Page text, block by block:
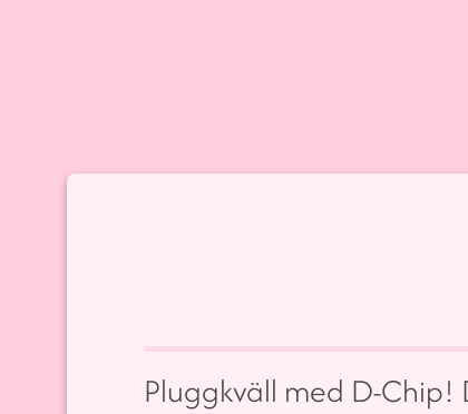
Pluggkväll med D-